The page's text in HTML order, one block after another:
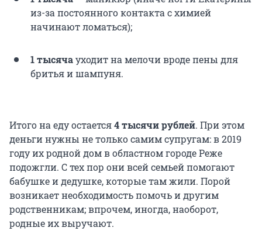
из-за постоянного контакта с химией
начинают ломаться);
1тысячауходит на мелочи вроде пены для
бритья и шампуня.
Итого на еду остается4 тысячи рублей. При этом
деньги нужны не только самим супругам: в 2019
году их родной дом в областном городе Реже
подожгли. С тех пор они всей семьей помогают
бабушке и дедушке, которые там жили. Порой
возникает необходимость помочь и другим
родственникам; впрочем, иногда, наоборот,
родные их выручают.